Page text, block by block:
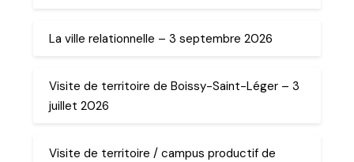
La ville relationnelle – 3 septembre 2026
Visite de territoire de Boissy-Saint-Léger – 3
juillet 2026
Visite de territoire / campus productif de